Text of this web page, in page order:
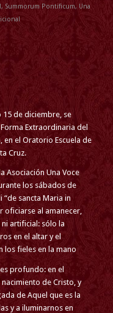
, Summorum Pontificum, Una
de diciembre, se
Extraordinaria del
en el Oratorio Escuela de
Cruz.
Asociación Una Voce
los sábados de
sancta Maria in
oficiarse al amanecer,
ni artificial: sólo la
en el altar y el
los fieles en la mano
profundo: en el
de Cristo, y
de Aquel que es la
y a iluminarnos en